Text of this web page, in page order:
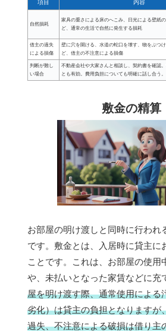
項目 内容
自然損耗
家具の重さによる床のへこみ、日光による壁紙
ど、通常の生活で自然に発生する損耗
借主の過失
による損傷
壁に穴を開ける、水道の蛇口を壊す、物をぶつ
ど、借主の不注意による損傷
判断が難し
い場合
不動産会社や大家さんと相談し、契約書を確認
とも有効。費用負担についても明確に話し合う。
敷金の精算
お部屋の明け渡しと同時に行われ
です。敷金とは、入居時に貸主に
ことです。これは、お部屋の使用
や、未払いとなった家賃などに充
屋を明け渡す際、通常使用による
劣化）は貸主の負担となりますが
過失、不注意による破損は借り主